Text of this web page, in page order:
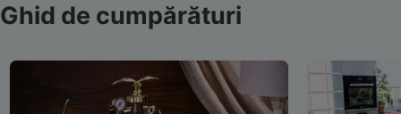
Ghid de cumpărături